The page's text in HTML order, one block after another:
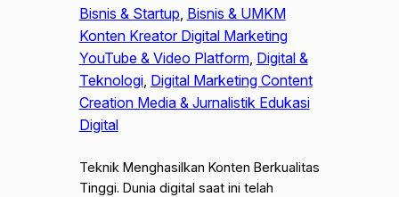
Bisnis & Startup Bisnis & UMKM
Konten Kreator Digital Marketing
YouTube & Video Platform, Digital &
Teknologi, Digital Marketing Content
Creation Media & Jurnalistik Edukasi
Digital
Teknik Menghasilkan Konten Berkualitas
Tinggi. Dunia digital saat ini telah